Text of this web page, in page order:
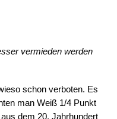
vermieden werden
schon verboten. Es
man Weiß 1/4 Punkt
dem 20. Jahrhundert